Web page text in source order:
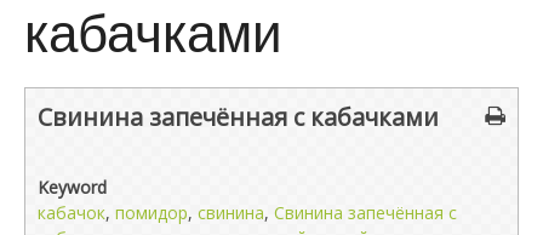
кабачками
Свинина запечённая с кабачками
Keyword
кабачок, помидор, свинина, Свинина запечённая с